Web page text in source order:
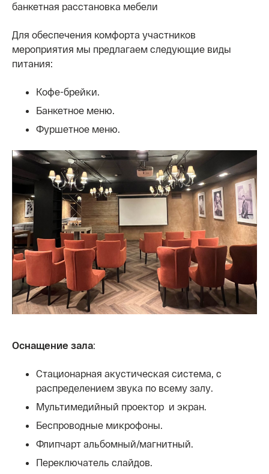
банкетная расстановка мебели
Для обеспечения комфорта участников
мероприятия мы предлагаем следующие виды
питания:
Кофе-брейки.
Банкетное меню.
Фуршетное меню.
Оснащение зала:
Стационарная акустическая система, с
распределением звука по всему залу.
Мультимедийный проектор и экран.
Беспроводные микрофоны.
Флипчарт альбомный/магнитный.
Переключатель слайдов.